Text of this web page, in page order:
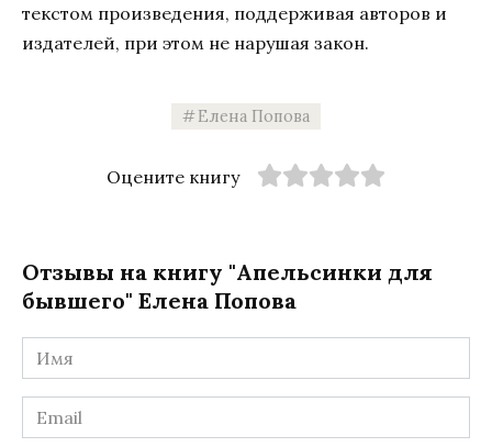
текстом произведения, поддерживая авторов и
издателей, при этом не нарушая закон.
Елена Попова
Оцените книгу
Отзывы на книгу "Апельсинки для
бывшего" Елена Попова
Имя
*
Email
*